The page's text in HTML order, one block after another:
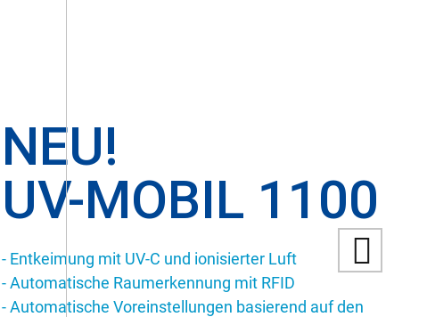
NEU!
UV-MOBIL 1100
- Entkeimung mit UV-C und ionisierter Luft
- Automatische Raumerkennung mit RFID
- Automatische Voreinstellungen basierend auf den